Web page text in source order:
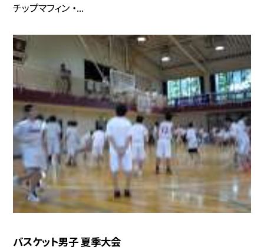
チップマフィン ・...
バスケット男子 夏季大会